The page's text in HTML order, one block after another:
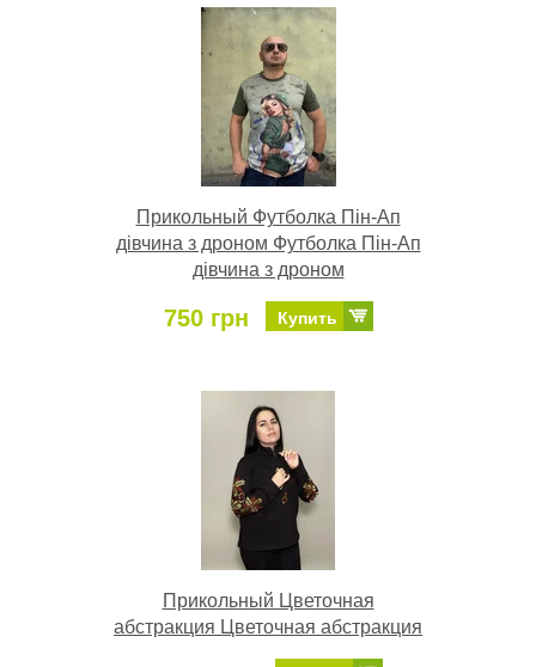
Прикольный Футболка Пін-Ап
дівчина з дроном Футболка Пін-Ап
дівчина з дроном
750 грн Купить
Прикольный Цветочная
абстракция Цветочная абстракция